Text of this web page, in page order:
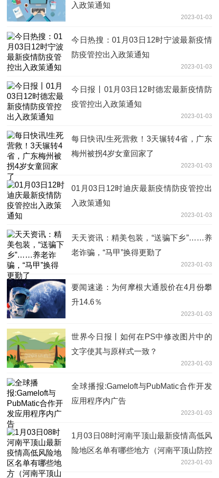
入政策通知
2023-01-03
今日热搜：01月03日12时宁波最新疫情
防疫管控出入政策通知
2023-01-03
今日报丨01月03日12时德宏最新疫情防
疫管控出入政策通知
2023-01-03
每日快讯!生死营救！3天辗转4省，广东
梅州被拐4岁女童回家了
2023-01-03
01月03日12时迪庆最新疫情防疫管控出
入政策通知
2023-01-03
天天资讯：精美包装，“送骗下乡”……养
老诈骗，“马甲”换得更勤了
2023-01-03
要闻速递：为何摩根大通股价在4月份攀
升14.6％
2023-01-03
世界今日报丨如何在PS中修改图片中的
文字使其与原样式一致？
2023-01-03
全球播报:Gameloft与PubMatic合作开发
应用程序内广告
2023-01-03
1月03日08时河南平顶山最新疫情高低风
险地区名单有哪些地方（河南平顶山防控
2023-01-03